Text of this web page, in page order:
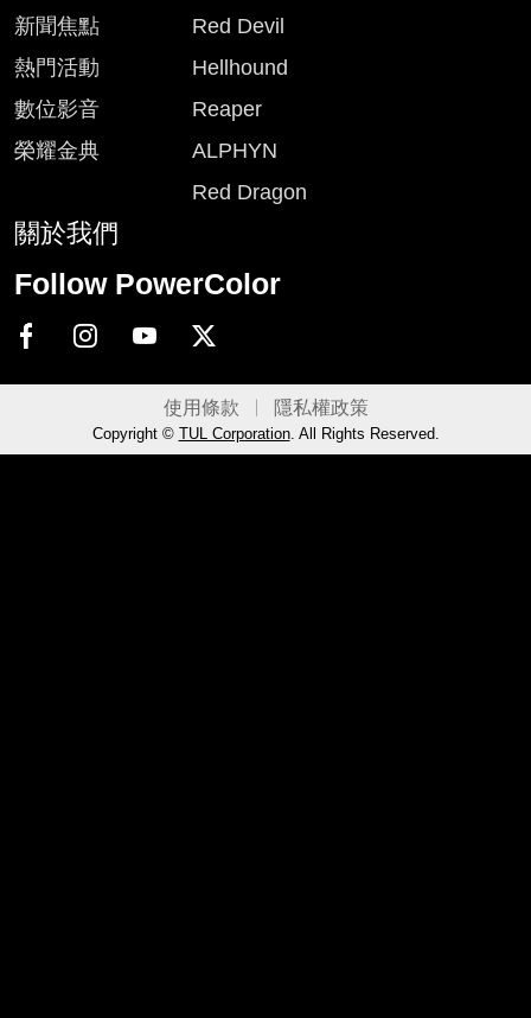
新聞焦點
熱門活動
數位影音
榮耀金典
Red Devil
Hellhound
Reaper
ALPHYN
Red Dragon
關於我們
Follow PowerColor
使用條款 隱私權政策
Copyright © TUL Corporation. All Rights Reserved.